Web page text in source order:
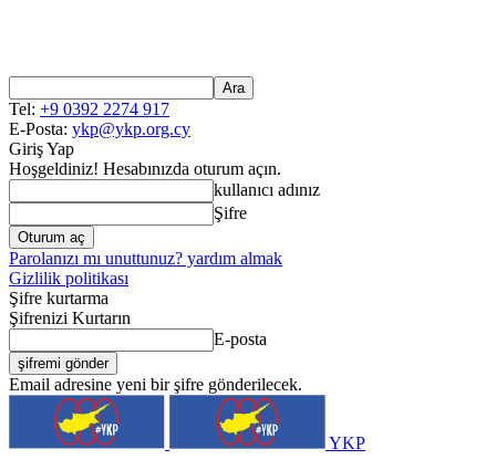
Tel: +9 0392 2274 917
E-Posta: ykp@ykp.org.cy
Giriş Yap
Hoşgeldiniz! Hesabınızda oturum açın.
kullanıcı adınız
Şifre
Parolanızı mı unuttunuz? yardım almak
Gizlilik politikası
Şifre kurtarma
Şifrenizi Kurtarın
E-posta
Email adresine yeni bir şifre gönderilecek.
YKP